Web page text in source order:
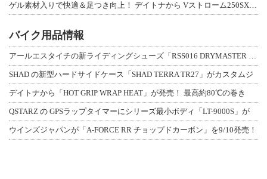
ゲル素材入りで快適＆足つき向上！ デイトナから Vストローム250SX用「快適ロ
バイク用品情報
アールエスタイチの新ライディングシューズ「RSS016 DRYMASTER スト
SHAD の新型ハードサイドケース「SHAD TERRA TR27」がカスタムジ
デイトナから「HOT GRIP WRAP HEAT」が発売！ 最高約80℃の巻き
QSTARZ の GPSラップタイマーにシリーズ最小ボディ「LT-9000S」が
ウインズジャパンが「A-FORCE RR チョップドカーボン」を9/10発売！